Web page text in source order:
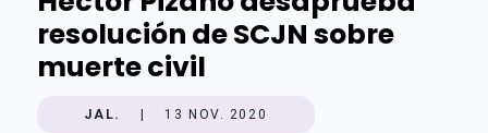
resolución de SCJN sobre
muerte civil
JAL. 13 NOV. 2020